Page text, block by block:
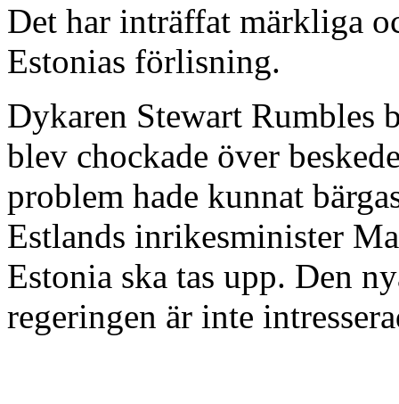
Det har inträffat märkliga
Estonias förlisning.
Dykaren Stewart Rumbles
blev chockade över
problem hade kunnat
Estlands inrikesminister
Estonia ska tas upp. Den
regeringen är inte